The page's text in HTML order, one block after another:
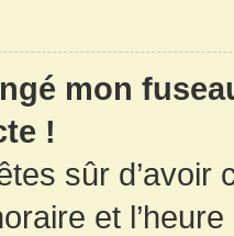
mon
!
sûr d’avoir
et